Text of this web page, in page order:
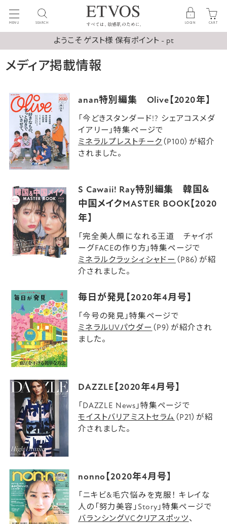
MENU SEARCH LOGIN CART
ようこそ ゲスト様 保有ポイント - pt
メディア掲載情報
anan特別編集 Olive【2020年】
「今どきスタンダード!? シェアコスメダ
イアリー」特集ページで
ミネラルプレストチーク （P100）が紹介
されました。
S Cawaii! Ray特別編集 韓国＆
中国メイクMASTER BOOK【2020
年】
「完全美人顔になれる王道 チャイボ
ーグFACEの作り方」特集ページで
ミネラルクラッシィシャドー （P86）が紹
介されました。
毎日が発見【2020年4月号】
「今号の発見」特集ページで
ミネラルUVパウダー （P9）が紹介され
ました。
DAZZLE【2020年4月号】
「DAZZLE News」特集ページで
モイストバリアミストセラム （P21）が紹
介されました。
nonno【2020年4月号】
「ニキビ&毛穴悩みを克服！ キレイな
人の「努力美容」Story」特集ページで
バランシングVCクリアスポッツ、